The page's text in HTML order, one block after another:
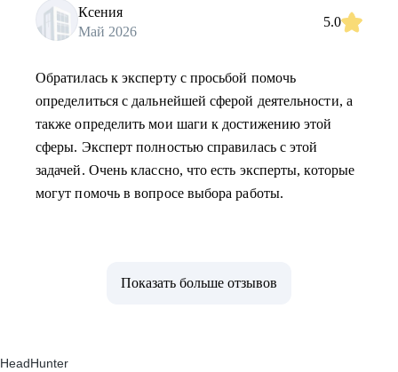
Ксения
Май 2026
5.0
Обратилась к эксперту с просьбой помочь
определиться с дальнейшей сферой деятельности, а
также определить мои шаги к достижению этой
сферы. Эксперт полностью справилась с этой
задачей. Очень классно, что есть эксперты, которые
могут помочь в вопросе выбора работы.
Показать больше отзывов
HeadHunter